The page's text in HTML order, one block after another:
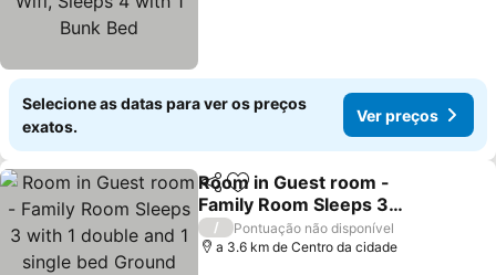
Selecione as datas para ver os preços
exatos.
Ver preços
PartilharAdicionar aos favoritos
Room in Guest room -
Family Room Sleeps 3
with 1 double and 1 single
bed Ground Floor Private
Ver preços
/
Pontuação não disponível
a 3.6 km de Centro da cidade